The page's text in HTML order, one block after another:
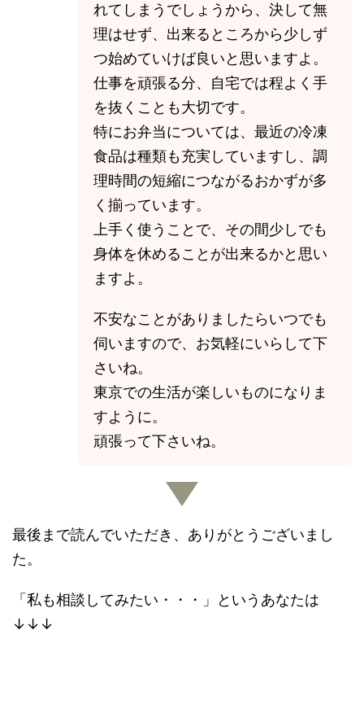
れてしまうでしょうから、決して無
理はせず、出来るところから少しず
つ始めていけば良いと思いますよ。
仕事を頑張る分、自宅では程よく手
を抜くことも大切です。
特にお弁当については、最近の冷凍
食品は種類も充実していますし、調
理時間の短縮につながるおかずが多
く揃っています。
上手く使うことで、その間少しでも
身体を休めることが出来るかと思い
ますよ。
不安なことがありましたらいつでも
伺いますので、お気軽にいらして下
さいね。
東京での生活が楽しいものになりま
すように。
頑張って下さいね。
最後まで読んでいただき、ありがとうございまし
た。
「私も相談してみたい・・・」というあなたは
↓↓↓